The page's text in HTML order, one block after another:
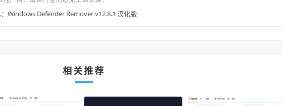
Windows Defender Remover v12.8.1 汉化版
相关推荐